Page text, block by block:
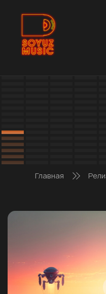
Главная